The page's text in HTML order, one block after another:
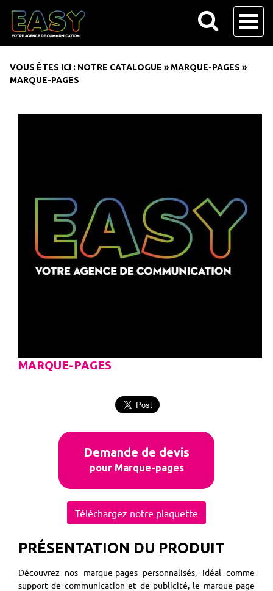
VOUS ÊTES ICI : NOTRE CATALOGUE » MARQUE-PAGES »
MARQUE-PAGES
MARQUE-PAGES
Demande de devis
pour Marque-pages
Téléchargez notre plaquette
PRÉSENTATION DU PRODUIT
Découvrez nos marque-pages personnalisés, idéal comme
support de communication et de publicité, le marque page